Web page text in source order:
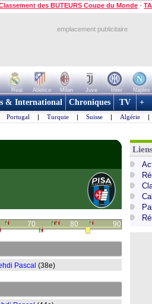
des BUTEURS Coupe du Monde -
emplacement publicitaire
Real Atletico Milan Juve Inter Naples
& International Chroniques TV +
Portugal | Turquie | Suisse | Algérie |
70 80 90
Pascal (38e)